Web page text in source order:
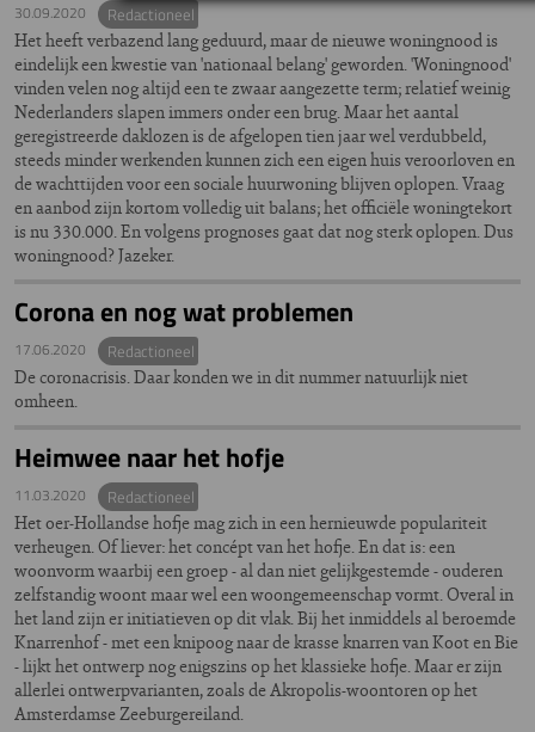
30.09.2020 Redactioneel
Het heeft verbazend lang geduurd, maar de nieuwe woningnood is
eindelijk een kwestie van 'nationaal belang' geworden. 'Woningnood'
vinden velen nog altijd een te zwaar aangezette term; relatief weinig
Nederlanders slapen immers onder een brug. Maar het aantal
geregistreerde daklozen is de afgelopen tien jaar wel verdubbeld,
steeds minder werkenden kunnen zich een eigen huis veroorloven en
de wachttijden voor een sociale huurwoning blijven oplopen. Vraag
en aanbod zijn kortom volledig uit balans; het officiële woningtekort
is nu 330.000. En volgens prognoses gaat dat nog sterk oplopen. Dus
woningnood? Jazeker.
Corona en nog wat problemen
17.06.2020 Redactioneel
De coronacrisis. Daar konden we in dit nummer natuurlijk niet
omheen.
Heimwee naar het hofje
11.03.2020 Redactioneel
Het oer-Hollandse hofje mag zich in een hernieuwde populariteit
verheugen. Of liever: het concépt van het hofje. En dat is: een
woonvorm waarbij een groep - al dan niet gelijkgestemde - ouderen
zelfstandig woont maar wel een woongemeenschap vormt. Overal in
het land zijn er initiatieven op dit vlak. Bij het inmiddels al beroemde
Knarrenhof - met een knipoog naar de krasse knarren van Koot en Bie
- lijkt het ontwerp nog enigszins op het klassieke hofje. Maar er zijn
allerlei ontwerpvarianten, zoals de Akropolis-woontoren op het
Amsterdamse Zeeburgereiland.